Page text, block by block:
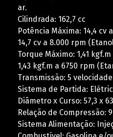
ar.
Cilindrada: 162,7 cc
Potência Máxima: 14,4 cv
14,7 cv a 8.000 rpm
Torque Máximo: 1,41
1,43 kgf.m a 6750 rpm
Transmissão: 5
Sistema de Partida:
Diâmetro x Curso: 57,3 x
Relação de Compressão:
Sistema Alimentação: